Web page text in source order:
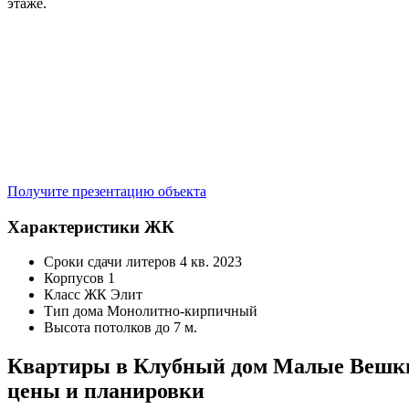
Получите презентацию объекта
Характеристики ЖК
Сроки сдачи литеров 4 кв. 2023
Корпусов 1
Класс ЖК Элит
Тип дома Монолитно-кирпичный
Высота потолков до 7 м.
Квартиры в Клубный дом Малые
цены и планировки